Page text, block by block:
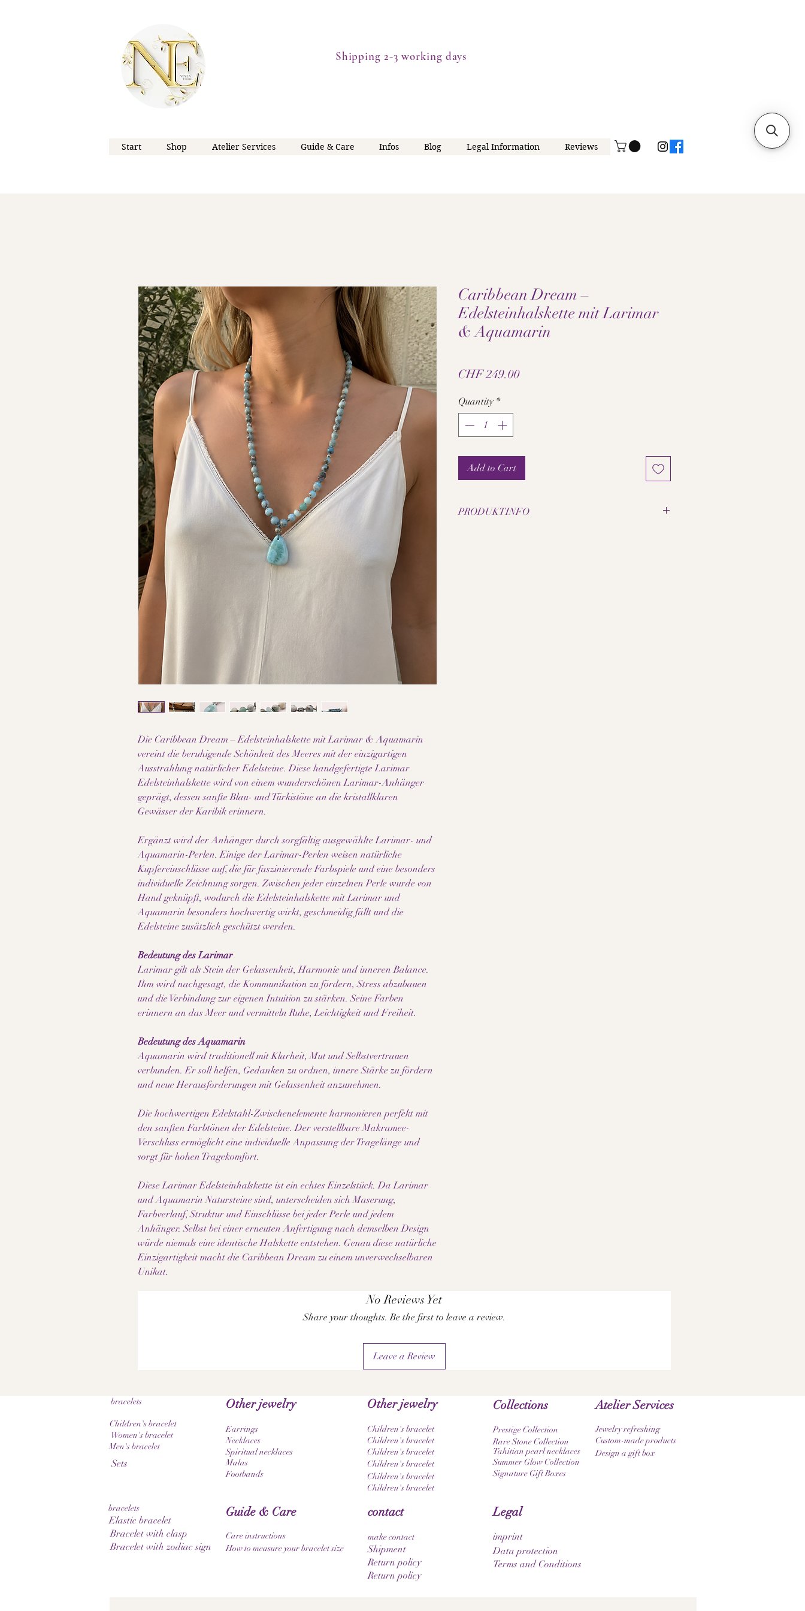
Shipping 2-3 working days
Start Shop Atelier Services Guide & Care Infos Blog Legal Information Reviews
Die Caribbean Dream – Edelsteinhalskette mit Larimar & Aquamarin
vereint die beruhigende Schönheit des Meeres mit der einzigartigen
Ausstrahlung natürlicher Edelsteine. Diese handgefertigte Larimar
Edelsteinhalskette wird von einem wunderschönen Larimar-Anhänger
geprägt, dessen sanfte Blau- und Türkistöne an die kristallklaren
Gewässer der Karibik erinnern.
Ergänzt wird der Anhänger durch sorgfältig ausgewählte Larimar- und
Aquamarin-Perlen. Einige der Larimar-Perlen weisen natürliche
Kupfereinschlüsse auf, die für faszinierende Farbspiele und eine besonders
individuelle Zeichnung sorgen. Zwischen jeder einzelnen Perle wurde von
Hand geknüpft, wodurch die Edelsteinhalskette mit Larimar und
Aquamarin besonders hochwertig wirkt, geschmeidig fällt und die
Edelsteine zusätzlich geschützt werden.
Bedeutung des Larimar
Larimar gilt als Stein der Gelassenheit, Harmonie und inneren Balance.
Ihm wird nachgesagt, die Kommunikation zu fördern, Stress abzubauen
und die Verbindung zur eigenen Intuition zu stärken. Seine Farben
erinnern an das Meer und vermitteln Ruhe, Leichtigkeit und Freiheit.
Bedeutung des Aquamarin
Aquamarin wird traditionell mit Klarheit, Mut und Selbstvertrauen
verbunden. Er soll helfen, Gedanken zu ordnen, innere Stärke zu fördern
und neue Herausforderungen mit Gelassenheit anzunehmen.
Die hochwertigen Edelstahl-Zwischenelemente harmonieren perfekt mit
den sanften Farbtönen der Edelsteine. Der verstellbare Makramee-
Verschluss ermöglicht eine individuelle Anpassung der Tragelänge und
sorgt für hohen Tragekomfort.
Diese Larimar Edelsteinhalskette ist ein echtes Einzelstück. Da Larimar
und Aquamarin Natursteine sind, unterscheiden sich Maserung,
Farbverlauf, Struktur und Einschlüsse bei jeder Perle und jedem
Anhänger. Selbst bei einer erneuten Anfertigung nach demselben Design
würde niemals eine identische Halskette entstehen. Genau diese natürliche
Einzigartigkeit macht die Caribbean Dream zu einem unverwechselbaren
Unikat.
Caribbean Dream –
Edelsteinhalskette mit Larimar
& Aquamarin
CHF 249.00Price
Quantity *
Add to Cart
PRODUKTINFO
No Reviews Yet
Share your thoughts. Be the first to leave a review.
Leave a Review
Other jewelry
Earrings
Necklaces
Spiritual necklaces
Malas
Footbands
bracelets
Children's bracelet
Women's bracelet
Men's bracelet
Collections
Prestige Collection
Rare Stone Collection
Summer Glow Collection
Tahitian pearl necklaces
Signature Gift Boxes
Atelier Services
Jewelry refreshing
Custom-made products
Design a gift box
Sets
Other jewelry
Children's bracelet
Children's bracelet
Children's bracelet
Children's bracelet
Children's bracelet
Children's bracelet
bracelets
Elastic bracelet
Bracelet with clasp
Bracelet with zodiac sign
Legal
imprint
Data protection
Terms and Conditions
contact
make contact
Shipment
Return policy
Return policy
Guide & Care
Care instructions
How to measure your bracelet size